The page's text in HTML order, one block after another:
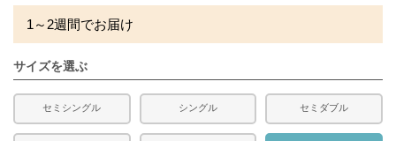
場合があります。
1～2週間でお届け
サイズを選ぶ
セミシングル シングル セミダブル